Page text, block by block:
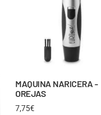
MAQUINA NARICERA -
OREJAS
7,75€